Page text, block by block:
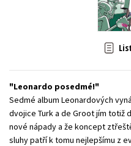
Leonardo posedmé!
Sedmé album Leonardových
dvojice Turk a de Groot jím totiž
nové nápady a že koncept
sluhy patří k tomu nejlepšímu z